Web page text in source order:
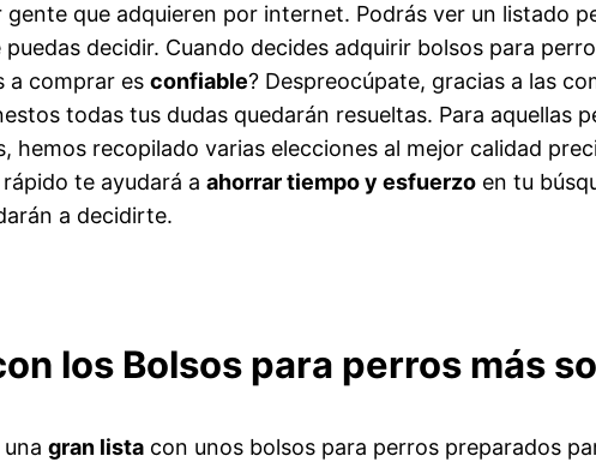
gente que adquieren por internet. Podrás ver un listado
decidir. Cuando decides adquirir bolsos para
a comprar es confiable? Despreocúpate, gracias a las
todas tus dudas quedarán resueltas. Para aquellas
hemos recopilado varias elecciones al mejor calidad
te ayudará a ahorrar tiempo y esfuerzo en tu
a decidirte.
los Bolsos para perros más
gran lista con unos bolsos para perros preparados